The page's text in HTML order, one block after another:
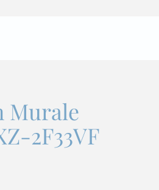
Murale
2F33VF